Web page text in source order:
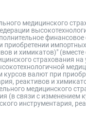
медицинского
финансовое
приобретении импортных
и химикатов)"
страхования на
валют при
реактивов и
медицинского
(в связи с изменением
инструментария,